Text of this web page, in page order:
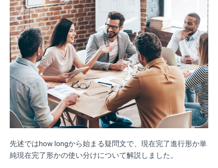
先述ではhow longから始まる疑問文で、現在完了進行形か単
純現在完了形かの使い分けについて解説しました。